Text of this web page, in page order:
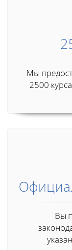
Мы
2500
Вы